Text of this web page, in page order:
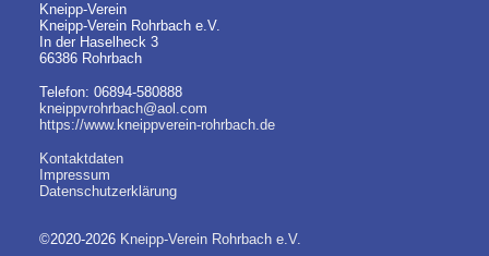
Kneipp-Verein
Kneipp-Verein Rohrbach e.V.
In der Haselheck 3
66386 Rohrbach
Telefon: 06894-580888
kneippvrohrbach@aol.com
https://www.kneippverein-rohrbach.de
Kontaktdaten
Impressum
Datenschutzerklärung
©2020-2026 Kneipp-Verein Rohrbach e.V.